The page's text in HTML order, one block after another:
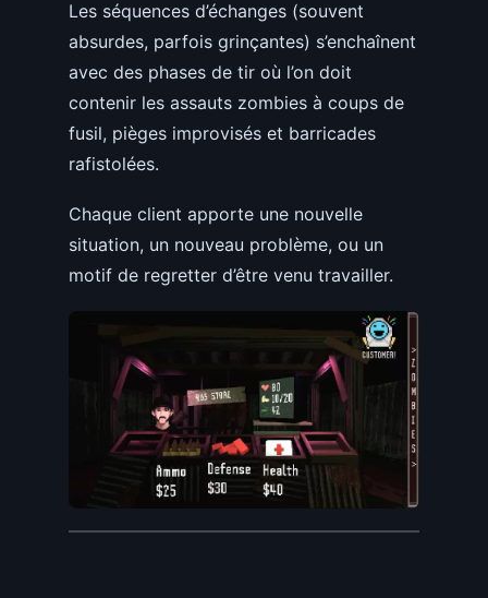
Les séquences d’échanges (souvent
absurdes, parfois grinçantes) s’enchaînent
avec des phases de tir où l’on doit
contenir les assauts zombies à coups de
fusil, pièges improvisés et barricades
rafistolées.
Chaque client apporte une nouvelle
situation, un nouveau problème, ou un
motif de regretter d’être venu travailler.